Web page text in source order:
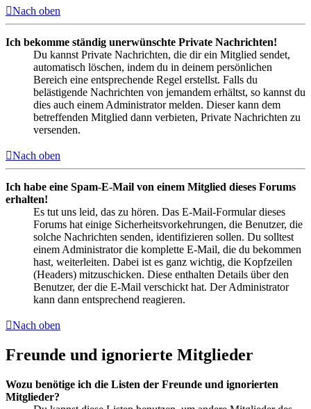
Nach oben
Ich bekomme ständig unerwünschte Private Nachrichten!
Du kannst Private Nachrichten, die dir ein Mitglied sendet,
automatisch löschen, indem du in deinem persönlichen
Bereich eine entsprechende Regel erstellst. Falls du
belästigende Nachrichten von jemandem erhältst, so kannst du
dies auch einem Administrator melden. Dieser kann dem
betreffenden Mitglied dann verbieten, Private Nachrichten zu
versenden.
Nach oben
Ich habe eine Spam-E-Mail von einem Mitglied dieses Forums
erhalten!
Es tut uns leid, das zu hören. Das E-Mail-Formular dieses
Forums hat einige Sicherheitsvorkehrungen, die Benutzer, die
solche Nachrichten senden, identifizieren sollen. Du solltest
einem Administrator die komplette E-Mail, die du bekommen
hast, weiterleiten. Dabei ist es ganz wichtig, die Kopfzeilen
(Headers) mitzuschicken. Diese enthalten Details über den
Benutzer, der die E-Mail verschickt hat. Der Administrator
kann dann entsprechend reagieren.
Nach oben
Freunde und ignorierte Mitglieder
Wozu benötige ich die Listen der Freunde und ignorierten
Mitglieder?